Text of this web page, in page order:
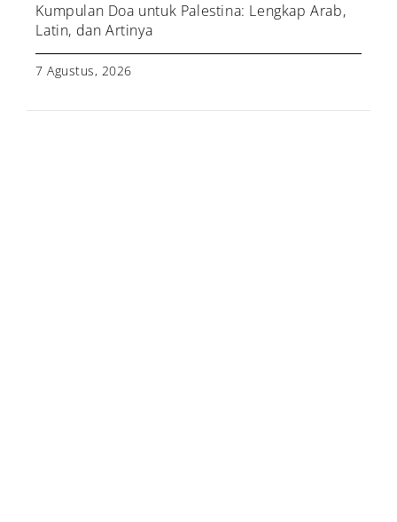
Kumpulan Doa untuk Palestina: Lengkap Arab,
Latin, dan Artinya
7 Agustus, 2026